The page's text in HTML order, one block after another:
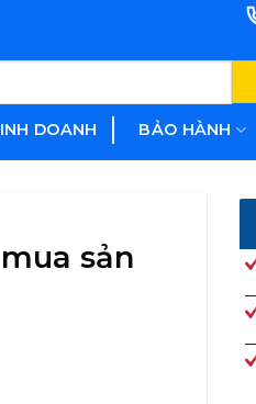
DOANH BẢO HÀNH
sản